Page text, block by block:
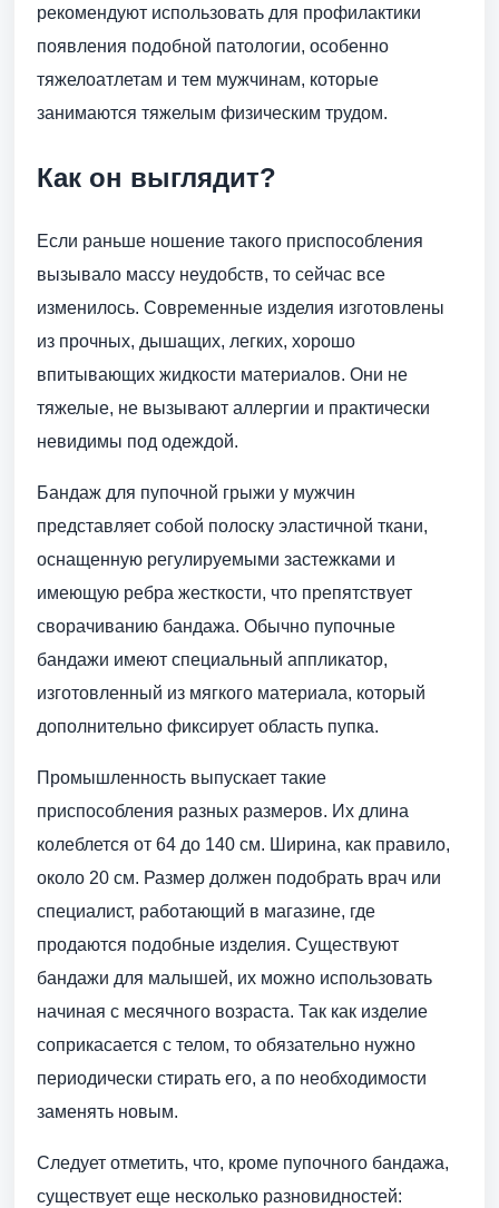
рекомендуют использовать для профилактики
появления подобной патологии, особенно
тяжелоатлетам и тем мужчинам, которые
занимаются тяжелым физическим трудом.
Как он выглядит?
Если раньше ношение такого приспособления
вызывало массу неудобств, то сейчас все
изменилось. Современные изделия изготовлены
из прочных, дышащих, легких, хорошо
впитывающих жидкости материалов. Они не
тяжелые, не вызывают аллергии и практически
невидимы под одеждой.
Бандаж для пупочной грыжи у мужчин
представляет собой полоску эластичной ткани,
оснащенную регулируемыми застежками и
имеющую ребра жесткости, что препятствует
сворачиванию бандажа. Обычно пупочные
бандажи имеют специальный аппликатор,
изготовленный из мягкого материала, который
дополнительно фиксирует область пупка.
Промышленность выпускает такие
приспособления разных размеров. Их длина
колеблется от 64 до 140 см. Ширина, как правило,
около 20 см. Размер должен подобрать врач или
специалист, работающий в магазине, где
продаются подобные изделия. Существуют
бандажи для малышей, их можно использовать
начиная с месячного возраста. Так как изделие
соприкасается с телом, то обязательно нужно
периодически стирать его, а по необходимости
заменять новым.
Следует отметить, что, кроме пупочного бандажа,
существует еще несколько разновидностей: